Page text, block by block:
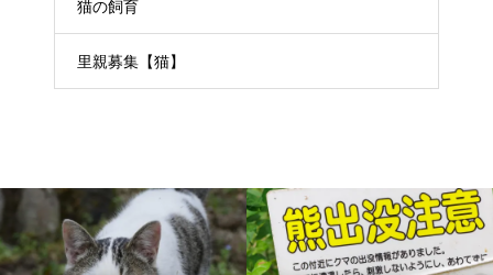
猫の飼育
里親募集【猫】